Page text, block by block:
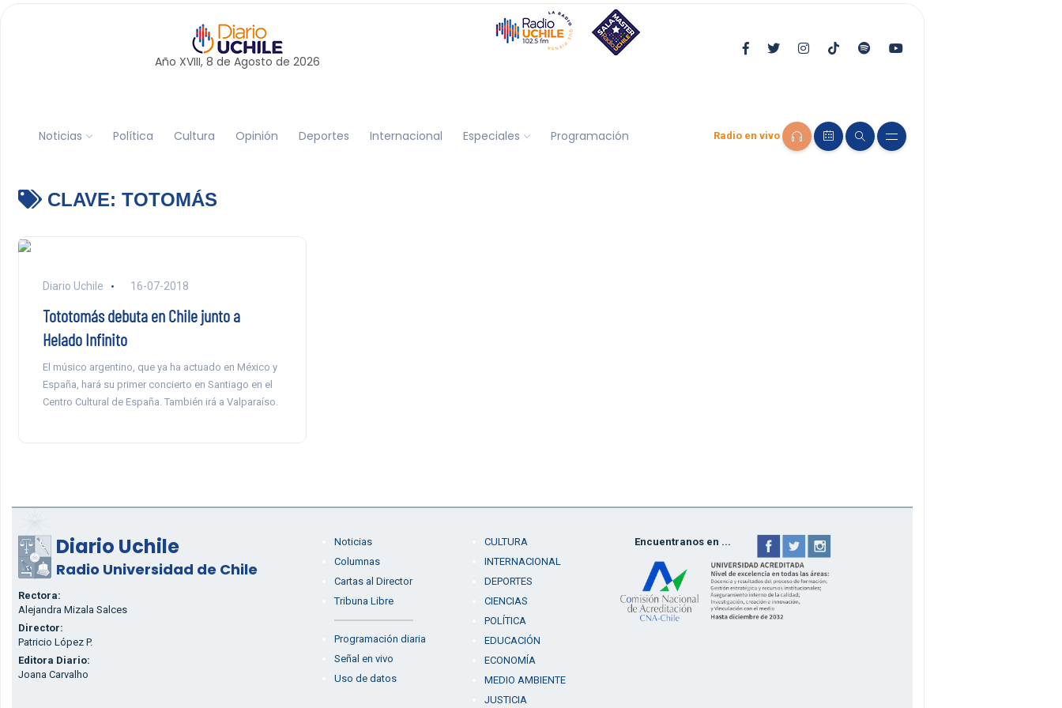
Año XVIII, 8 de Agosto de 2026
Noticias Política Cultura Opinión Deportes Internacional Especiales Programación Radio en vivo
CLAVE: TOTOMÁS
Diario Uchile 16-07-2018
Tototomás debuta en Chile junto a
Helado Infinito
El músico argentino, que ya ha actuado en México y
España, hará su primer concierto en Santiago en el
Centro Cultural de España. También irá a Valparaíso.
Diario Uchile
Radio Universidad de Chile
Rectora:
Alejandra Mizala Salces
Director:
Patricio López P.
Editora Diario:
Joana Carvalho
Noticias
Columnas
Cartas al Director
Tribuna Libre
Programación diaria
Señal en vivo
Uso de datos
CULTURA
INTERNACIONAL
DEPORTES
CIENCIAS
POLÍTICA
EDUCACIÓN
ECONOMÍA
MEDIO AMBIENTE
JUSTICIA
Encuentranos en ...